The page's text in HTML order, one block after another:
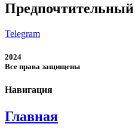
Предпочтительный
Telegram
2024
Все права защищены
Навигация
Главная